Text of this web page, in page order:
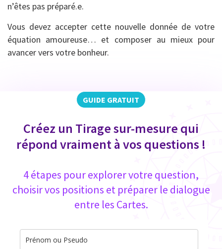
n’êtes pas préparé.e.
Vous devez accepter cette nouvelle donnée de votre
équation amoureuse… et composer au mieux pour
avancer vers votre bonheur.
GUIDE GRATUIT
Créez un Tirage sur-mesure qui
répond vraiment à vos questions !
4 étapes pour explorer votre question,
choisir vos positions et préparer le dialogue
entre les Cartes.